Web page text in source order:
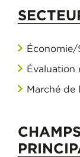
Économie/
Évaluation
Marché de